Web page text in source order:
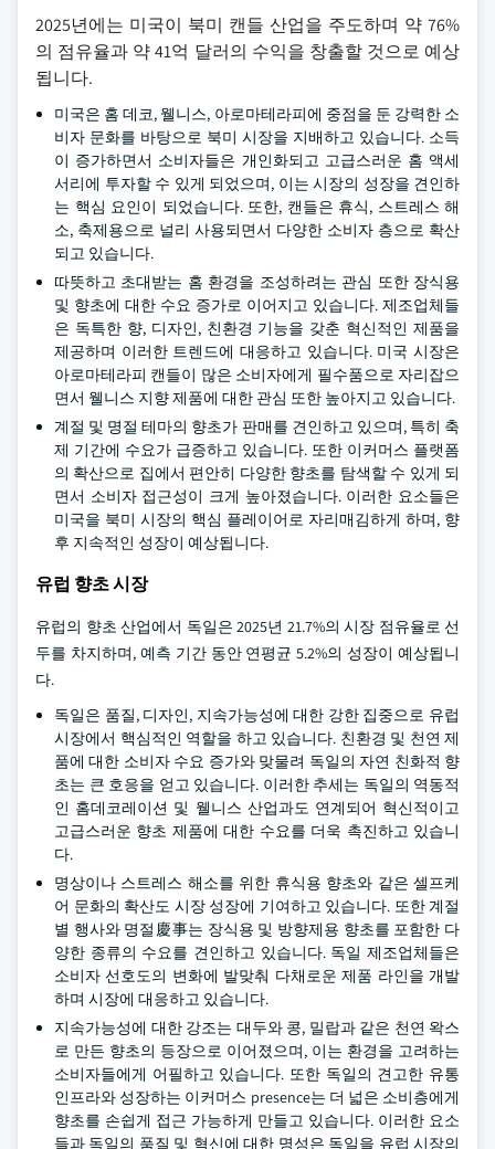
2025년에는 미국이 북미 캔들 산업을 주도하며 약 76%
의 점유율과 약 41억 달러의 수익을 창출할 것으로 예상
됩니다.
미국은 홈 데코, 웰니스, 아로마테라피에 중점을 둔 강력한 소
비자 문화를 바탕으로 북미 시장을 지배하고 있습니다. 소득
이 증가하면서 소비자들은 개인화되고 고급스러운 홈 액세
서리에 투자할 수 있게 되었으며, 이는 시장의 성장을 견인하
는 핵심 요인이 되었습니다. 또한, 캔들은 휴식, 스트레스 해
소, 축제용으로 널리 사용되면서 다양한 소비자 층으로 확산
되고 있습니다.
따뜻하고 초대받는 홈 환경을 조성하려는 관심 또한 장식용
및 향초에 대한 수요 증가로 이어지고 있습니다. 제조업체들
은 독특한 향, 디자인, 친환경 기능을 갖춘 혁신적인 제품을
제공하며 이러한 트렌드에 대응하고 있습니다. 미국 시장은
아로마테라피 캔들이 많은 소비자에게 필수품으로 자리잡으
면서 웰니스 지향 제품에 대한 관심 또한 높아지고 있습니다.
계절 및 명절 테마의 향초가 판매를 견인하고 있으며, 특히 축
제 기간에 수요가 급증하고 있습니다. 또한 이커머스 플랫폼
의 확산으로 집에서 편안히 다양한 향초를 탐색할 수 있게 되
면서 소비자 접근성이 크게 높아졌습니다. 이러한 요소들은
미국을 북미 시장의 핵심 플레이어로 자리매김하게 하며, 향
후 지속적인 성장이 예상됩니다.
유럽 향초 시장
유럽의 향초 산업에서 독일은 2025년 21.7%의 시장 점유율로 선
두를 차지하며, 예측 기간 동안 연평균 5.2%의 성장이 예상됩니
다.
독일은 품질, 디자인, 지속가능성에 대한 강한 집중으로 유럽
시장에서 핵심적인 역할을 하고 있습니다. 친환경 및 천연 제
품에 대한 소비자 수요 증가와 맞물려 독일의 자연 친화적 향
초는 큰 호응을 얻고 있습니다. 이러한 추세는 독일의 역동적
인 홈데코레이션 및 웰니스 산업과도 연계되어 혁신적이고
고급스러운 향초 제품에 대한 수요를 더욱 촉진하고 있습니
다.
명상이나 스트레스 해소를 위한 휴식용 향초와 같은 셀프케
어 문화의 확산도 시장 성장에 기여하고 있습니다. 또한 계절
별 행사와 명절慶事는 장식용 및 방향제용 향초를 포함한 다
양한 종류의 수요를 견인하고 있습니다. 독일 제조업체들은
소비자 선호도의 변화에 발맞춰 다채로운 제품 라인을 개발
하며 시장에 대응하고 있습니다.
지속가능성에 대한 강조는 대두와 콩, 밀랍과 같은 천연 왁스
로 만든 향초의 등장으로 이어졌으며, 이는 환경을 고려하는
소비자들에게 어필하고 있습니다. 또한 독일의 견고한 유통
인프라와 성장하는 이커머스 presence는 더 넓은 소비층에게
향초를 손쉽게 접근 가능하게 만들고 있습니다. 이러한 요소
들과 독일의 품질 및 혁신에 대한 명성은 독일을 유럽 시장의